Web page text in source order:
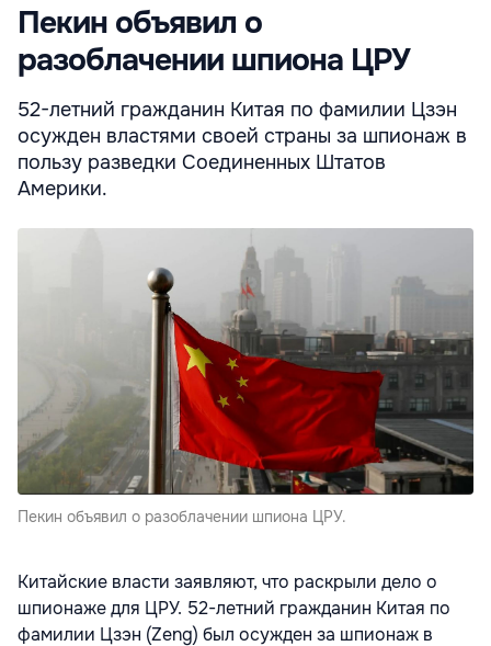
Пекин объявил о
разоблачении шпиона ЦРУ
52-летний гражданин Китая по фамилии Цзэн
осужден властями своей страны за шпионаж в
пользу разведки Соединенных Штатов
Америки.
Пекин объявил о разоблачении шпиона ЦРУ.
Китайские власти заявляют, что раскрыли дело о
шпионаже для ЦРУ. 52-летний гражданин Китая по
фамилии Цзэн (Zeng) был осужден за шпионаж в